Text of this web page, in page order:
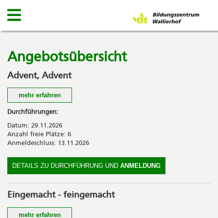
Angebotsübersicht
Advent, Advent
mehr erfahren
Gestalten Sie Ihren eigenen Adventskranz und kreieren Sie
natürlich, verspielt oder wild.
Kosten
CHF 76.00; inkl. Zwischenverpflegung, zzgl. Materialkosten
Durchführungen:
Datum: 29.11.2026
Anzahl freie Plätze: 6
Anmeldeschluss: 13.11.2026
DETAILS ZU DURCHFÜHRUNG UND ANMELDUNG
Eingemacht - feingemacht
mehr erfahren